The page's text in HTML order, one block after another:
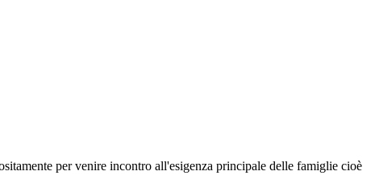
per venire incontro all'esigenza principale delle famiglie cioè